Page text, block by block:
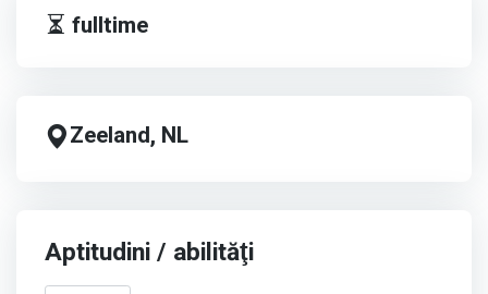
fulltime
Zeeland, NL
Aptitudini / abilităţi